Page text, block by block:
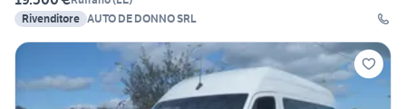
Rivenditore AUTO DE DONNO SRL